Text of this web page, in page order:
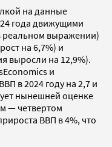
на данные
года движущими
реальном выражении)
на 6,7%) и
выросли на 12,9%).
и
в 2024 году на 2,7 и
нынешней оценке
— четвертом
ВВП в 4%, что